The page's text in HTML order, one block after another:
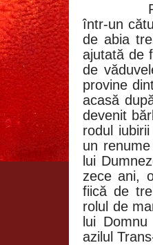
într-un
de abia
ajutată de
de
provine
acasă
devenit
rodul
un
lui
zece ani,
fiică de
rolul de
lui
azilul